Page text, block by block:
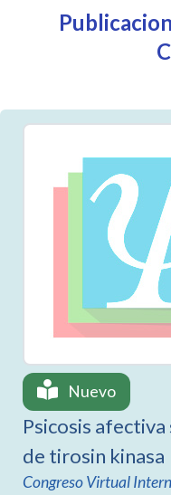
Nuevo
Psicosis
de tirosin kinasa
Congreso Virtual